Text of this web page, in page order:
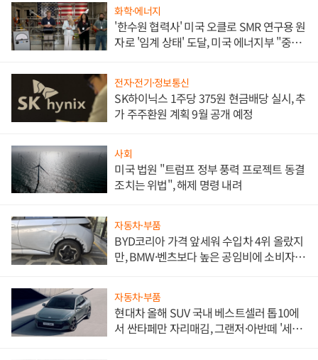
화학·에너지
'한수원 협력사' 미국 오클로 SMR 연구용 원
자로 '임계 상태' 도달, 미국 에너지부 "중요
전자·전기·정보통신
SK하이닉스 1주당 375원 현금배당 실시, 추
가 주주환원 계획 9월 공개 예정
사회
미국 법원 "트럼프 정부 풍력 프로젝트 동결
조치는 위법", 해제 명령 내려
자동차·부품
BYD코리아 가격 앞세워 수입차 4위 올랐지
만, BMW·벤츠보다 높은 공임비에 소비자
자동차·부품
현대차 올해 SUV 국내 베스트셀러 톱10에
서 싼타페만 자리매김, 그랜저·아반떼 '세단